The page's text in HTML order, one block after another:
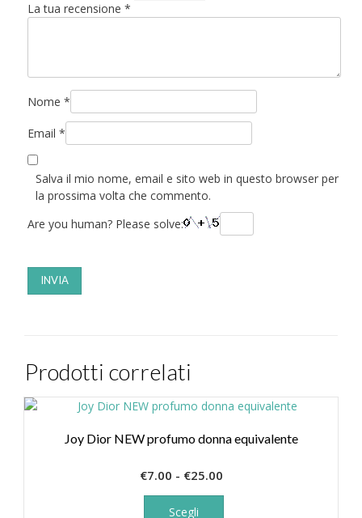
La tua recensione *
Nome *
Email *
Salva il mio nome, email e sito web in questo browser per
la prossima volta che commento.
Are you human? Please solve:
Prodotti correlati
Joy Dior NEW profumo donna equivalente
€7.00 - €25.00Fascia
di
Scegli
Questo